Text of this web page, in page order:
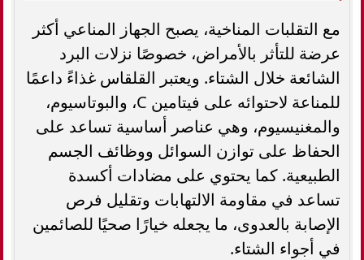
مع التقلبات المناخية، يصبح الجهاز المناعي أكثر
عرضة للتأثر بالأمراض، خصوصًا نزلات البرد
الشائعة خلال الشتاء. ويعتبر القلقاس غذاءً داعمًا
للمناعة لاحتوائه على فيتامين C، والبوتاسيوم،
والمغنيسيوم، وهي عناصر أساسية تساعد على
الحفاظ على توازن السوائل ووظائف الجسم
الطبيعية. كما يحتوي على مضادات أكسدة
تساعد في مقاومة الالتهابات وتقليل فرص
الإصابة بالعدوى، ما يجعله خيارًا صحيًا للصائمين
في أجواء الشتاء.